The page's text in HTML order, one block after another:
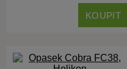
KOUPIT